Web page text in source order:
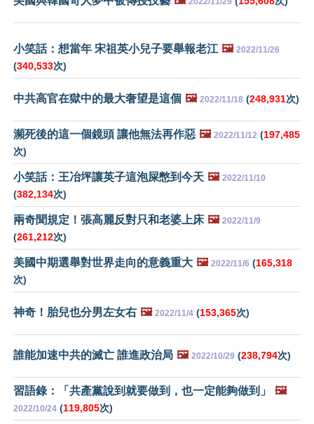
小笑話：想當年 宋祖英小兒子要舉報老江 🖼️ 2022/11/26
(340,533次)
中共高官在獄中的最大奢望是這個 🖼️ 2022/11/18 (248,931次)
瀕死後的這一個鏡頭 讓他無法再作惡 🖼️ 2022/11/12 (197,485
次)
小笑話：王冶坪讓英子這泡屎憋到今天 🖼️ 2022/11/10
(382,134次)
兩奇聞規定！張高麗反對只和老婆上床 🖼️ 2022/11/9
(261,212次)
美國中期選舉對世界走向的意義重大 🖼️ 2022/11/6 (165,318
次)
神奇！胎兒也分男左女右 🖼️ 2022/11/4 (153,365次)
誰能加速中共的滅亡 誰進政治局 🖼️ 2022/10/29 (238,794次)
習語錄：「共產黨說到就要做到，也一定能夠做到」 🖼️
2022/10/24 (119,805次)